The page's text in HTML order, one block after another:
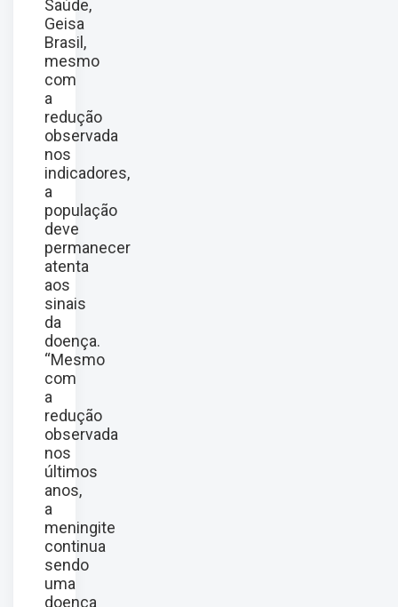
Saúde,
Geisa
Brasil,
mesmo
com
a
redução
observada
nos
indicadores,
a
população
deve
permanecer
atenta
aos
sinais
da
doença.
“Mesmo
com
a
redução
observada
nos
últimos
anos,
a
meningite
continua
sendo
uma
doença